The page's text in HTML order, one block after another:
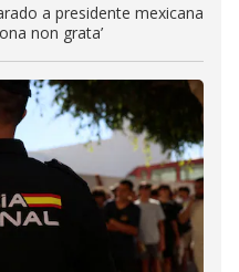
a presidente mexicana
non grata’